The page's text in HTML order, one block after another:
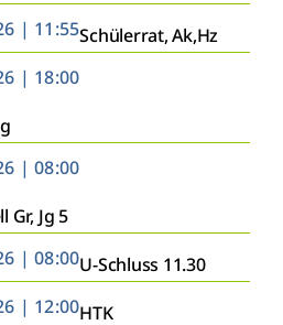
| 11:55Schülerrat, Ak,Hz
| 18:00
| 08:00
Jg 5
| 08:00U-Schluss 11.30
| 12:00HTK